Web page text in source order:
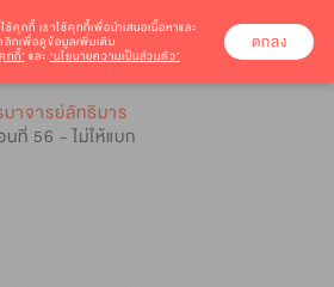
มาจารย์ลัทธิมาร
นที่ 56 - ไม่ให้แบก
ช้คุกกี้ เราใช้คุกกี้เพื่อนำเสนอเนื้อหาและ
กเพื่อดูข้อมูลเพิ่มเติม
กกี้’ และ ‘นโยบายความเป็นส่วนตัว’
ตกลง